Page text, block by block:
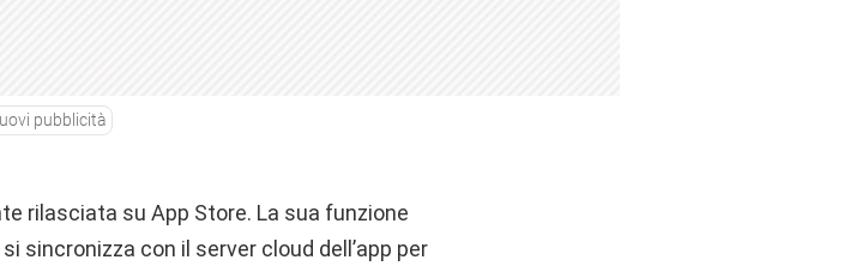
pubblicità
rilasciata su App Store. La sua funzione
sincronizza con il server cloud dell’app per